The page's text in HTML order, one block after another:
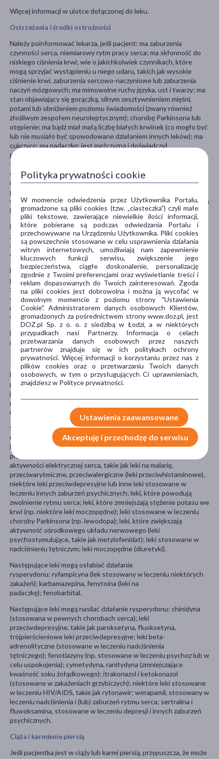
Więcej informacji w ulotce dołączonej do leku.
Ostrzeżenia i środki ostrożności
Należy poinformować lekarza, jeśli pacjent: ma zaburzenia
czynności serca, niemiarowy rytm pracy serca; ma skłonność do
niskiego ciśnienia krwi; wie o jakichkolwiek czynnikach, które
mogą sprzyjać wystąpieniu u niego udaru, takich jak wysokie
ciśnienie krwi, zaburzenia sercowo-naczyniowe lub zaburzenia
naczyń mózgowych; ma mimowolne ruchy języka, ust i twarzy; ma
stan objawiający się gorączką, silnym zesztywnieniem mięśni,
potami lub obniżeniem poziomu świadomości (zwany również
złośliwym zespołem neuroleptycznym); chorobę Parkinsona lub
otępienie; ma bądź miał małą liczbę białych krwinek (co mogło być
lub nie musiało być spowodowane działaniem innych leków); ma
cukrzycę; ma padaczkę; jest mężczyzną i doświadczył
przedłużającej się lub bolesnej erekcji; ma zaburzenia regulacji
temperatury ciała lub pacjent się przegrzewa; ma zaburzenia
czynności nerek; ma zaburzenia czynności wątroby; ma
nieprawidłowo duże stężenie hormonu prolaktyny we krwi lub
podejrzenie guza prolaktynozależnego; ma krewnych u których
występowały w przeszłości zakrzepy krwi, gdyż stosowanie takich
leków, jak Rispolept wiąże się z powstawaniem zakrzepów krwi.
Lek Rispolept może powodować zwiększenie masy ciała. Znaczne
zwiększenie masy ciała może wpływać niekorzystnie na stan
zdrowia. Lekarz prowadzący będzie regularnie kontrolował masę
ciała pacjenta.
Lek Rispolept często zwiększa stężenie hormonu zwanego
prolaktyną. Może to powodować działania niepożądane, takie jak:
zaburzenia miesiączkowania, problemy z płodnością u kobiet,
obrzęk sutków u mężczyzn. W razie wystąpienia takich działań
niepożądanych zaleca się wykonanie badania stężenia prolaktyny
we krwi.
Lek należy przechowywać w miejscu niewidocznym i
niedostępnym dla dzieci, w temperaturze poniżej 30°C.
Stosowanie innych leków
Należy powiedzieć lekarzowi o wszystkich lekach przyjmowanych
przez pacjenta obecnie, ostatnio lub jeśli niedawno otrzymał
jakąkolwiek szczepionkę, a także o lekach, które pacjent planuje
przyjmować, w tym również o tych, które wydawane są bez
recepty.
Szczególnie ważna jest informacja jeśli pacjent przyjmuje: leki
uspokajające oddziałujące na mózg (benzodiazepiny) lub niektóre
leki przeciwbólowe (opioidy), leki przeciw alergii (niektóre leki
przeciwhistaminowe); leki, które mogą wywoływać zmianę
aktywności elektrycznej serca, takie jak leki na malarię,
przeciwarytmiczne, przeciwalergiczne (leki przeciwhistaminowe),
niektóre leki przeciwdepresyjne lub inne leki stosowane w
leczeniu innych zaburzeń psychicznych; leki, które powodują
zwolnienie rytmu serca; leki, które zmniejszają stężenie potasu we
krwi (np. niektóre leki moczopędne); leki stosowane w leczeniu
choroby Parkinsona (np. lewodopa); leki, które zwiększają
aktywność ośrodkowego układu nerwowego (leki
psychostymulujące, takie jak metylofenidat); leki stosowane w
nadciśnieniu tętniczym; leki moczopędne (diuretyki).
Następujące leki mogą osłabiać działanie
rysperydonu: ryfampicyna (lek stosowany w leczeniu niektórych
zakażeń); karbamazepina, fenytoina (leki na
padaczkę); fenobarbital.
Następujące leki mogą nasilać działanie rysperydonu: chinidyna
(stosowana w pewnych chorobach serca); leki
przeciwdepresyjne, takie jak paroksetyna, fluoksetyna,
trójpierścieniowe leki przeciwdepresyjne; leki beta-
adrenolityczne (stosowane w leczeniu nadciśnienia
tętniczego); fenotiazyny (np. stosowane w leczeniu psychoz lub w
celu uspokojenia); cymetydyna, ranitydyna (zmniejszające
kwaśność soku żołądkowego); itrakonazol i ketokonazol
(stosowane w zakażeniach grzybiczych); niektóre leki stosowane
w leczeniu HIV/AIDS, takie jak rytonawir; werapamil, stosowany w
leczeniu nadciśnienia i (lub) zaburzeń rytmu serca; sertralina i
fluwoksamina, stosowane w leczeniu depresji i innych zaburzeń
psychicznych.
Ciąża i karmienie piersią
Jeśli pacjentka jest w ciąży lub karmi piersią, przypuszcza, że może
Polityka prywatności cookie
W momencie odwiedzenia przez Użytkownika Portalu,
gromadzone są pliki cookies (tzw. „ciasteczka”) czyli małe
pliki tekstowe, zawierające niewielkie ilości informacji,
które pobierane są podczas odwiedzania Portalu i
przechowywane na Urządzeniu Użytkownika. Pliki cookies
są powszechnie stosowane w celu usprawnienia działania
witryn internetowych, umożliwiają nam zapewnienie
kluczowych funkcji serwisu, zwiększenie jego
bezpieczeństwa, ciągłe doskonalenie, personalizację
zgodnie z Twoimi preferencjami oraz wyświetlanie treści i
reklam dopasowanych do Twoich zainteresowań. Zgoda
na pliki cookies jest dobrowolna i można ją wycofać w
dowolnym momencie z poziomu strony "Ustawienia
Cookie". Administratorem danych osobowych Klientów,
gromadzonych za pośrednictwem strony www.doz.pl, jest
DOZ.pl Sp. z o. o. z siedzibą w Łodzi, a w niektórych
przypadkach nasi Partnerzy. Informacja o celach
przetwarzania danych osobowych przez naszych
partnerów znajduje się w ich politykach ochrony
prywatności. Więcej informacji o korzystaniu przez nas z
plików cookies oraz o przetwarzaniu Twoich danych
osobowych, w tym o przysługujących Ci uprawnieniach,
znajdziesz w Polityce prywatności.
Ustawienia zaawansowane
Akceptuję i przechodzę do serwisu